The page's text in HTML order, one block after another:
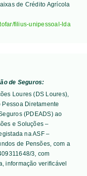
de Crédito Agrícola
filius-unipessoal-lda
de Seguros:
Loures (DS Loures),
Diretamente
(PDEADS) ao
e Soluções –
na ASF –
de Pensões, com a
3, com
informação verificável